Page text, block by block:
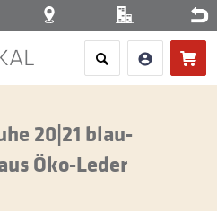
20|21 blau-
Öko-Leder